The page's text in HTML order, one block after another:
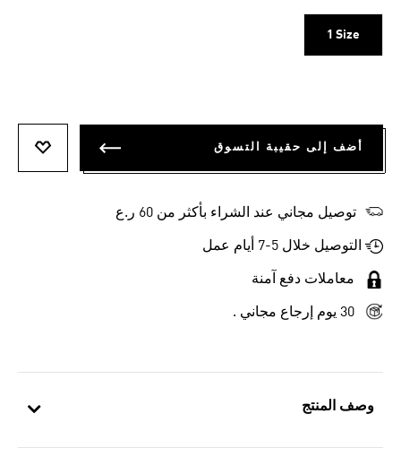
وصف المنتج
1 Size
أضف إلى حقيبة التسوق
توصيل مجاني عند الشراء بأكثر من 60 ر.ع
التوصيل خلال 5-7 أيام عمل
معاملات دفع آمنة